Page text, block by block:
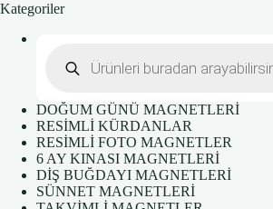
Kategoriler
search
DOĞUM GÜNÜ MAGNETLERİ
RESİMLİ KÜRDANLAR
RESİMLİ FOTO MAGNETLER
6 AY KINASI MAGNETLERİ
DİŞ BUĞDAYI MAGNETLERİ
SÜNNET MAGNETLERİ